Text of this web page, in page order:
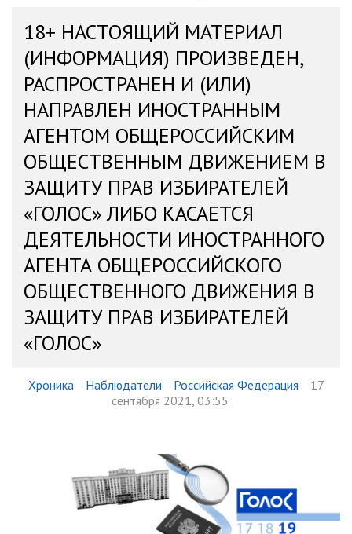
18+ НАСТОЯЩИЙ МАТЕРИАЛ
(ИНФОРМАЦИЯ) ПРОИЗВЕДЕН,
РАСПРОСТРАНЕН И (ИЛИ)
НАПРАВЛЕН ИНОСТРАННЫМ
АГЕНТОМ ОБЩЕРОССИЙСКИМ
ОБЩЕСТВЕННЫМ ДВИЖЕНИЕМ В
ЗАЩИТУ ПРАВ ИЗБИРАТЕЛЕЙ
«ГОЛОС» ЛИБО КАСАЕТСЯ
ДЕЯТЕЛЬНОСТИ ИНОСТРАННОГО
АГЕНТА ОБЩЕРОССИЙСКОГО
ОБЩЕСТВЕННОГО ДВИЖЕНИЯ В
ЗАЩИТУ ПРАВ ИЗБИРАТЕЛЕЙ
«ГОЛОС»
Хроника Наблюдатели Российская Федерация
17
сентября 2021, 03:55